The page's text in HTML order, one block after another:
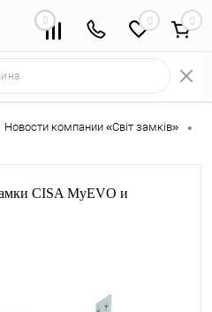
0 0
Новости компании «Світ замків» •
CISA MyEVO и